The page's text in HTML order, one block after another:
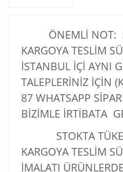
ÖNEMLİ NOT:
KARGOYA TESLİM
İSTANBUL İÇİ AYNI
TALEPLERİNİZ İÇİN
87 WHATSAPP
BİZİMLE İRTİBATA
STOKTA
KARGOYA TESLİM
İMALATI